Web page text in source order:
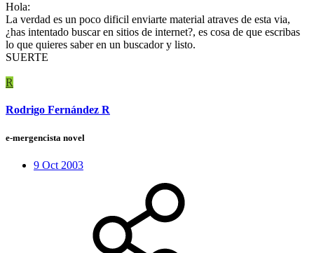
Hola:
La verdad es un poco dificil enviarte material atraves de esta via,
¿has intentado buscar en sitios de internet?, es cosa de que escribas
lo que quieres saber en un buscador y listo.
SUERTE
R
Rodrigo Fernández R
e-mergencista novel
9 Oct 2003